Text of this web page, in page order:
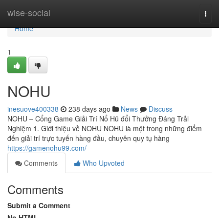
wise-social
Home
Home
1
NOHU
inesuove400338 238 days ago News
Discuss
NOHU – Cổng Game Giải Trí Nổ Hũ đổi Thưởng Đáng Trải
Nghiệm 1. Giới thiệu về NOHU NOHU là một trong những điểm
đến giải trí trực tuyến hàng đầu, chuyên quy tụ hàng
https://gamenohu99.com/
Comments
Who Upvoted
Comments
Submit a Comment